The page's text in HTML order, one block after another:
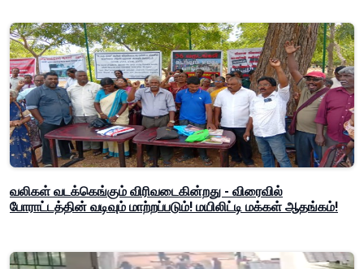
வலிகள் வடக்கெங்கும் விரிவடைகின்றது - விரைவில்
போராட்டத்தின் வடிவும் மாற்றப்படும்! மயிலிட்டி மக்கள் ஆதங்கம்!